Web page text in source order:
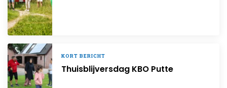
KORT BERICHT
Thuisblijversdag KBO Putte